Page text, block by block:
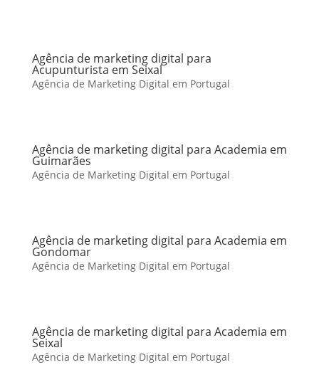
Agência de marketing digital para
Acupunturista em Seixal
Agência de Marketing Digital em Portugal
Agência de marketing digital para Academia em
Guimarães
Agência de Marketing Digital em Portugal
Agência de marketing digital para Academia em
Gondomar
Agência de Marketing Digital em Portugal
Agência de marketing digital para Academia em
Seixal
Agência de Marketing Digital em Portugal